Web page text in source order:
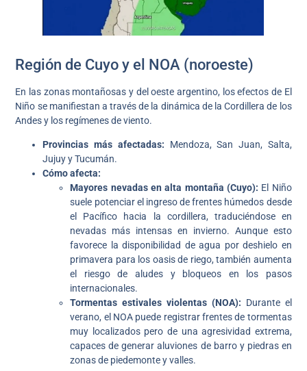
Región de Cuyo y el NOA (noroeste)
En las zonas montañosas y del oeste argentino, los efectos de El
Niño se manifiestan a través de la dinámica de la Cordillera de los
Andes y los regímenes de viento.
Provincias más afectadas: Mendoza, San Juan, Salta,
Jujuy y Tucumán.
Cómo afecta:
Mayores nevadas en alta montaña (Cuyo): El Niño
suele potenciar el ingreso de frentes húmedos desde
el Pacífico hacia la cordillera, traduciéndose en
nevadas más intensas en invierno. Aunque esto
favorece la disponibilidad de agua por deshielo en
primavera para los oasis de riego, también aumenta
el riesgo de aludes y bloqueos en los pasos
internacionales.
Tormentas estivales violentas (NOA): Durante el
verano, el NOA puede registrar frentes de tormentas
muy localizados pero de una agresividad extrema,
capaces de generar aluviones de barro y piedras en
zonas de piedemonte y valles.